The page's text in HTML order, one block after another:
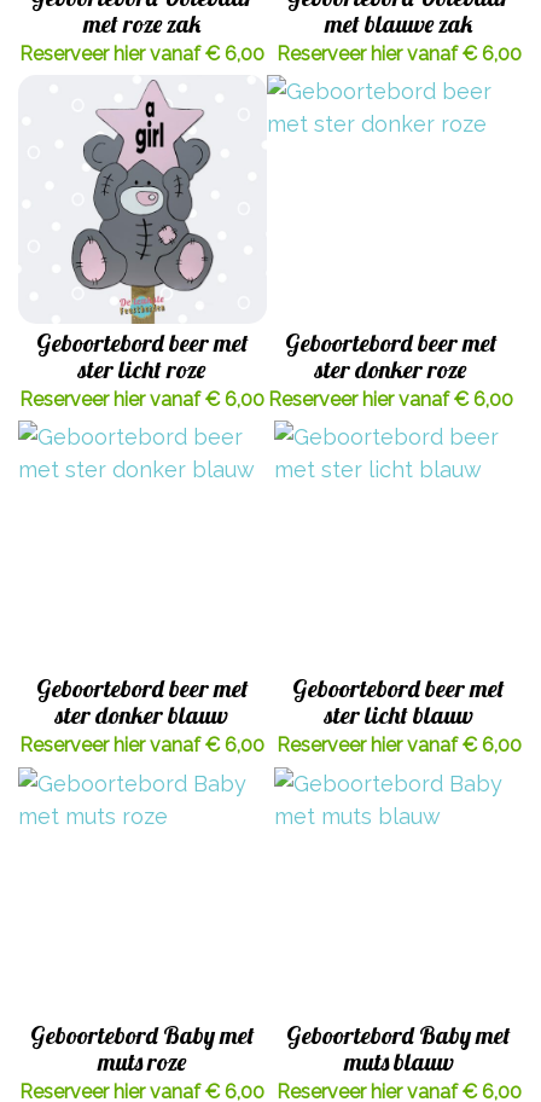
met roze zak
Reserveer hier vanaf € 6,00
met blauwe zak
Reserveer hier vanaf € 6,00
Geboortebord beer met
ster licht roze
Reserveer hier vanaf € 6,00
Geboortebord beer met
ster donker roze
Reserveer hier vanaf € 6,00
Geboortebord beer met
ster donker blauw
Reserveer hier vanaf € 6,00
Geboortebord beer met
ster licht blauw
Reserveer hier vanaf € 6,00
Geboortebord Baby met
muts roze
Reserveer hier vanaf € 6,00
Geboortebord Baby met
muts blauw
Reserveer hier vanaf € 6,00